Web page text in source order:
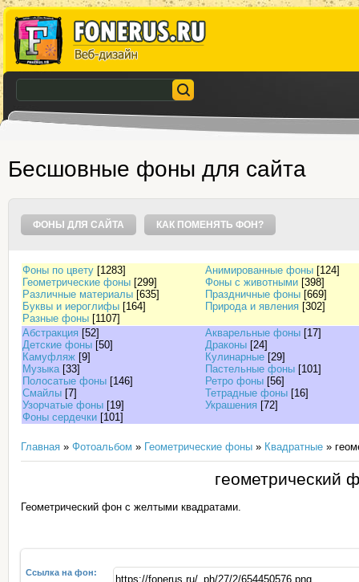
Бесшовные фоны для сайта
ФОНЫ ДЛЯ САЙТА КАК ПОМЕНЯТЬ ФОН?
Фоны по цвету [1283] Анимированные фоны [124]
Геометрические фоны [299] Фоны с животными [398]
Различные материалы [635] Праздничные фоны [669]
Буквы и иероглифы [164] Природа и явления [302]
Разные фоны [1107]
Абстракция [52] Акварельные фоны [17]
Детские фоны [50] Драконы [24]
Камуфляж [9] Кулинарные [29]
Музыка [33] Пастельные фоны [101]
Полосатые фоны [146] Ретро фоны [56]
Смайлы [7] Тетрадные фоны [16]
Узорчатые фоны [19] Украшения [72]
Фоны сердечки [101]
Главная » Фотоальбом » Геометрические фоны » Квадратные »
геометрический
Геометрический фон с желтыми квадратами.
Ссылка на фон: